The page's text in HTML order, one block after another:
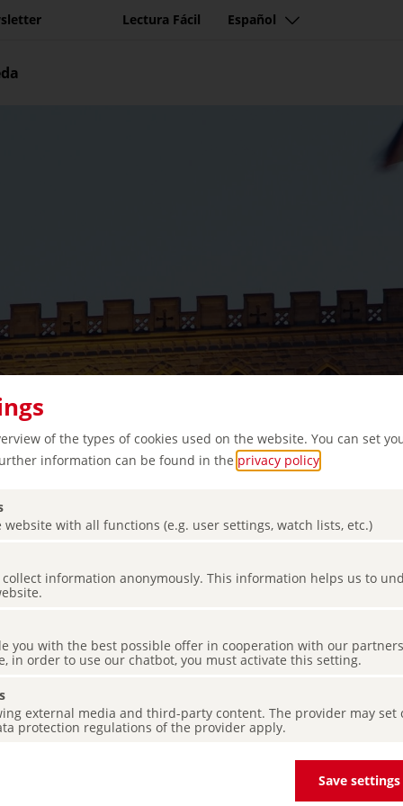
of the types of cookies used on the website. You can set
information can be found in the privacy policy
website with all functions (e.g. user settings, watch lists, etc.)
collect information anonymously. This information helps us to
you with the best possible offer in cooperation with our
in order to use our chatbot, you must activate this setting.
external media and third-party content. The provider may set
protection regulations of the provider apply.
Save settings
Lectura Fácil Español
- un